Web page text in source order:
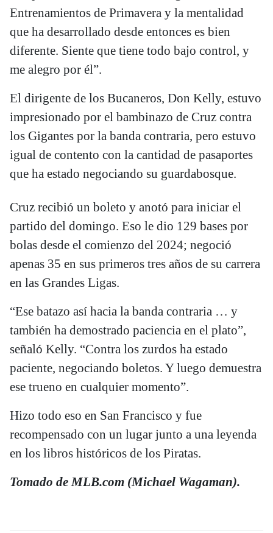
Entrenamientos de Primavera y la mentalidad
que ha desarrollado desde entonces es bien
diferente. Siente que tiene todo bajo control, y
me alegro por él”.
El dirigente de los Bucaneros, Don Kelly, estuvo
impresionado por el bambinazo de Cruz contra
los Gigantes por la banda contraria, pero estuvo
igual de contento con la cantidad de pasaportes
que ha estado negociando su guardabosque.
Cruz recibió un boleto y anotó para iniciar el
partido del domingo. Eso le dio 129 bases por
bolas desde el comienzo del 2024; negoció
apenas 35 en sus primeros tres años de su carrera
en las Grandes Ligas.
“Ese batazo así hacia la banda contraria … y
también ha demostrado paciencia en el plato”,
señaló Kelly. “Contra los zurdos ha estado
paciente, negociando boletos. Y luego demuestra
ese trueno en cualquier momento”.
Hizo todo eso en San Francisco y fue
recompensado con un lugar junto a una leyenda
en los libros históricos de los Piratas.
Tomado de MLB.com (Michael Wagaman).